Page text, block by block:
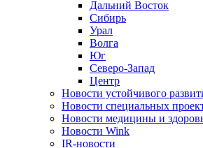
Дальний Восток
Сибирь
Урал
Волга
Юг
Северо-Запад
Центр
Новости устойчивого
Новости специальных
Новости медицины и
Новости Wink
IR-новости